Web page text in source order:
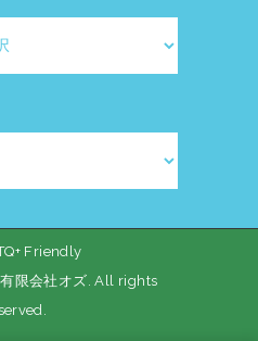
Friendly
限会社オズ. All rights